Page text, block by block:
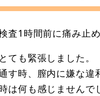
査1時間前に痛み止
ても緊張しました。
す時、膣内に嫌な違
は何も感じませんで